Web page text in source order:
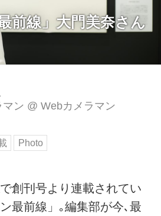
前線」大門美奈さん
マン @ Webカメラマン
Photo
創刊号より連載されてい
最前線」｡編集部が今､最